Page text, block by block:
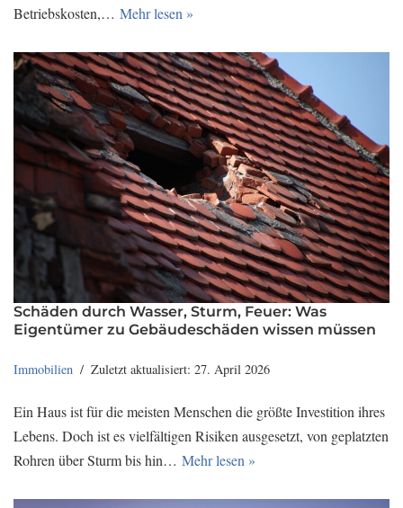
Betriebskosten,… Mehr lesen »
Schäden durch Wasser, Sturm, Feuer: Was
Eigentümer zu Gebäudeschäden wissen müssen
Immobilien Zuletzt aktualisiert: 27. April 2026
Ein Haus ist für die meisten Menschen die größte Investition ihres
Lebens. Doch ist es vielfältigen Risiken ausgesetzt, von geplatzten
Rohren über Sturm bis hin… Mehr lesen »